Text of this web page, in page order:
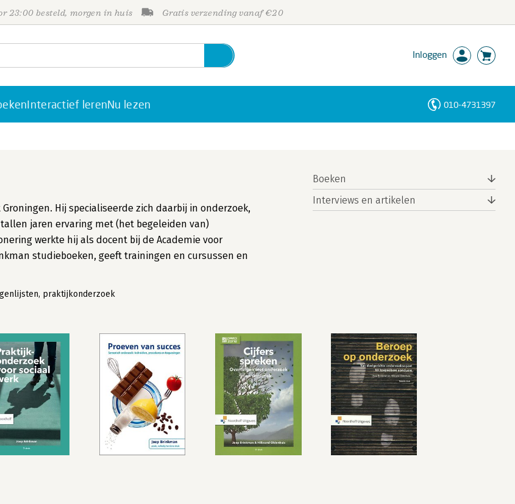
23:00 besteld, morgen in huis Gratis verzending vanaf €20
Inloggen
Interactief lerenNu lezen 010-4731397
Hij specialiseerde zich daarbij in onderzoek,
jaren ervaring met (het begeleiden van)
werkte hij als docent bij de Academie voor
studieboeken, geeft trainingen en cursussen en
praktijkonderzoek
Boeken
Interviews en artikelen
Personen